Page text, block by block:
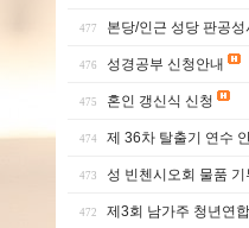
477 본당/인근 성당 판공
476 성경공부 신청안내
475 혼인 갱신식 신청
474 제 36차 탈출기 연수
473 성 빈첸시오회 물품 기
472 제3회 남가주 청년연